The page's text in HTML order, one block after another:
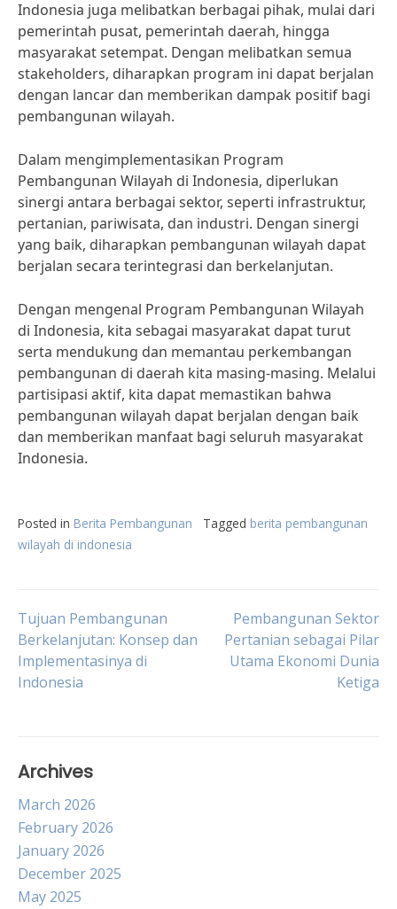
Indonesia juga melibatkan berbagai pihak, mulai dari
pemerintah pusat, pemerintah daerah, hingga
masyarakat setempat. Dengan melibatkan semua
stakeholders, diharapkan program ini dapat berjalan
dengan lancar dan memberikan dampak positif bagi
pembangunan wilayah.
Dalam mengimplementasikan Program
Pembangunan Wilayah di Indonesia, diperlukan
sinergi antara berbagai sektor, seperti infrastruktur,
pertanian, pariwisata, dan industri. Dengan sinergi
yang baik, diharapkan pembangunan wilayah dapat
berjalan secara terintegrasi dan berkelanjutan.
Dengan mengenal Program Pembangunan Wilayah
di Indonesia, kita sebagai masyarakat dapat turut
serta mendukung dan memantau perkembangan
pembangunan di daerah kita masing-masing. Melalui
partisipasi aktif, kita dapat memastikan bahwa
pembangunan wilayah dapat berjalan dengan baik
dan memberikan manfaat bagi seluruh masyarakat
Indonesia.
Posted in Berita Pembangunan Tagged berita pembangunan
wilayah di indonesia
Post
navigation
Tujuan Pembangunan
Berkelanjutan: Konsep dan
Implementasinya di
Indonesia
Pembangunan Sektor
Pertanian sebagai Pilar
Utama Ekonomi Dunia
Ketiga
Archives
March 2026
February 2026
January 2026
December 2025
May 2025